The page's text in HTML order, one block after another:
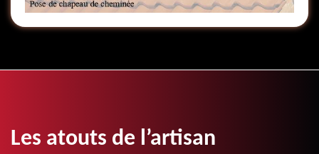
Les atouts de l’artisan